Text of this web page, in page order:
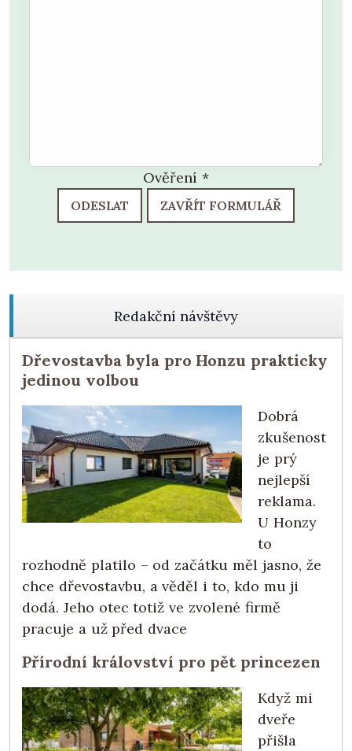
Ověření *
ODESLAT ZAVŘÍT FORMULÁŘ
Redakční návštěvy
Dřevostavba byla pro Honzu prakticky
jedinou volbou
Dobrá
zkušenost
je prý
nejlepší
reklama.
U Honzy
to
rozhodně platilo – od začátku měl jasno, že
chce dřevostavbu, a věděl i to, kdo mu ji
dodá. Jeho otec totiž ve zvolené firmě
pracuje a už před dvace
Přírodní království pro pět princezen
Když mi
dveře
přišla